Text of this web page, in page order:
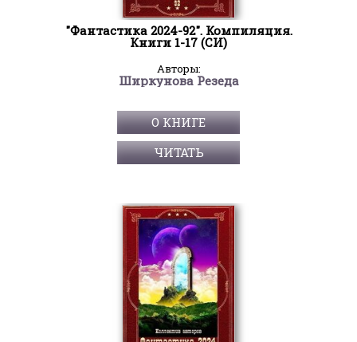
"Фантастика 2024-92". Компиляция.
Книги 1-17 (СИ)
Авторы:
Ширкунова Резеда
О КНИГЕ
ЧИТАТЬ